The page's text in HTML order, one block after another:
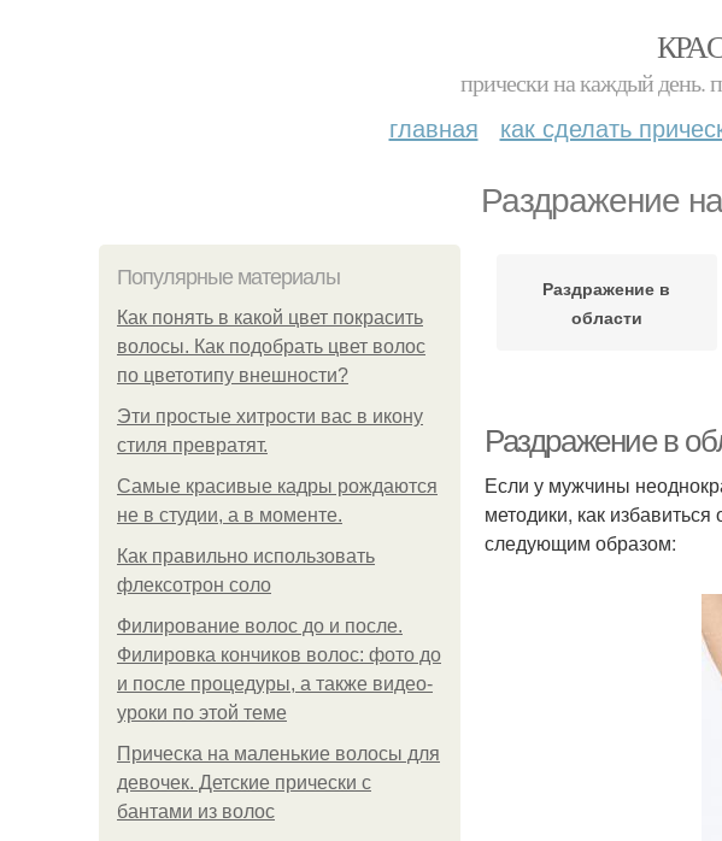
прически на каждый день.
главная как сделать
Раздражение
Популярные материалы
Как понять в какой цвет покрасить
волосы. Как подобрать цвет волос
по цветотипу внешности?
Эти простые хитрости вас в икону
стиля превратят.
Самые красивые кадры рождаются
не в студии, а в моменте.
Как правильно использовать
флексотрон соло
Филирование волос до и после.
Филировка кончиков волос: фото до
и после процедуры, а также видео-
уроки по этой теме
Прическа на маленькие волосы для
девочек. Детские прически с
бантами из волос
Раздражение в
области
Раздражение в
Если у мужчины
методики, как
следующим образом: